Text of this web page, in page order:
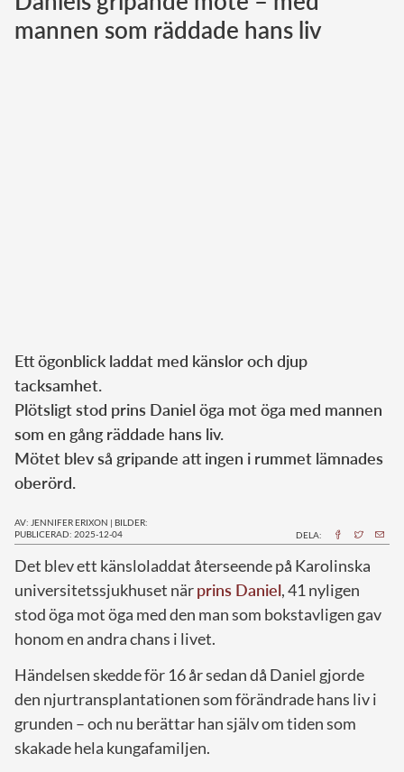
Norska kungahuset
mannen som räddade hans liv
Ett ögonblick laddat med känslor och djup
tacksamhet.
Plötsligt stod prins Daniel öga mot öga med mannen
som en gång räddade hans liv.
Mötet blev så gripande att ingen i rummet lämnades
oberörd.
AV: JENNIFER ERIXON | BILDER:
PUBLICERAD: 2025-12-04
DELA:
Det blev ett känsloladdat återseende på Karolinska
universitetssjukhuset närprins Daniel, 41 nyligen
stod öga mot öga med den man som bokstavligen gav
honom en andra chans i livet.
Händelsen skedde för 16 år sedan då Daniel gjorde
den njurtransplantationen som förändrade hans liv i
grunden – och nu berättar han själv om tiden som
skakade hela kungafamiljen.